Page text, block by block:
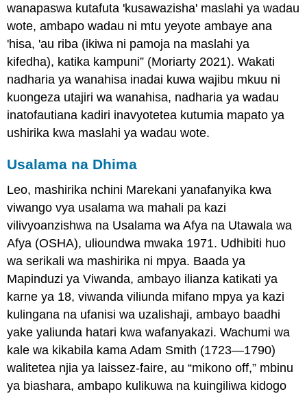
wanapaswa kutafuta 'kusawazisha' maslahi ya wadau
wote, ambapo wadau ni mtu yeyote ambaye ana
'hisa, 'au riba (ikiwa ni pamoja na maslahi ya
kifedha), katika kampuni” (Moriarty 2021). Wakati
nadharia ya wanahisa inadai kuwa wajibu mkuu ni
kuongeza utajiri wa wanahisa, nadharia ya wadau
inatofautiana kadiri inavyotetea kutumia mapato ya
ushirika kwa maslahi ya wadau wote.
Usalama na Dhima
Leo, mashirika nchini Marekani yanafanyika kwa
viwango vya usalama wa mahali pa kazi
vilivyoanzishwa na Usalama wa Afya na Utawala wa
Afya (OSHA), ulioundwa mwaka 1971. Udhibiti huo
wa serikali wa mashirika ni mpya. Baada ya
Mapinduzi ya Viwanda, ambayo ilianza katikati ya
karne ya 18, viwanda viliunda mifano mpya ya kazi
kulingana na ufanisi wa uzalishaji, ambayo baadhi
yake yaliunda hatari kwa wafanyakazi. Wachumi wa
kale wa kikabila kama Adam Smith (1723—1790)
walitetea njia ya laissez-faire, au “mikono off,” mbinu
ya biashara, ambapo kulikuwa na kuingiliwa kidogo